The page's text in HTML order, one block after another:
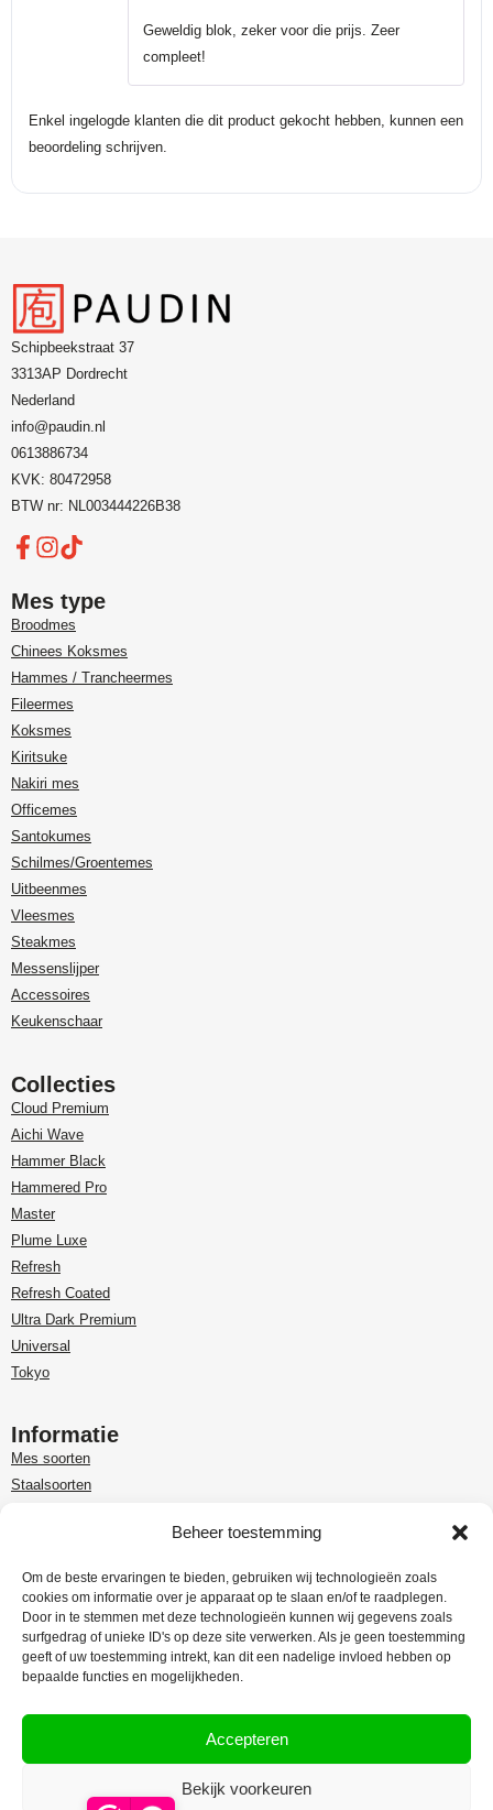
Beheer toestemming
Om de beste ervaringen te bieden, gebruiken wij technologieën zoals
cookies om informatie over je apparaat op te slaan en/of te raadplegen.
Door in te stemmen met deze technologieën kunnen wij gegevens zoals
surfgedrag of unieke ID's op deze site verwerken. Als je geen toestemming
geeft of uw toestemming intrekt, kan dit een nadelige invloed hebben op
bepaalde functies en mogelijkheden.
Accepteren
Bekijk voorkeuren
Geweldig blok, zeker voor die prijs. Zeer
compleet!
Enkel ingelogde klanten die dit product gekocht hebben, kunnen een
beoordeling schrijven.
Schipbeekstraat 37
3313AP Dordrecht
Nederland
info@paudin.nl
0613886734
KVK: 80472958
BTW nr: NL003444226B38
Mes type
Broodmes
Chinees Koksmes
Hammes / Trancheermes
Fileermes
Koksmes
Kiritsuke
Nakiri mes
Officemes
Santokumes
Schilmes/Groentemes
Uitbeenmes
Vleesmes
Steakmes
Messenslijper
Accessoires
Keukenschaar
Collecties
Cloud Premium
Aichi Wave
Hammer Black
Hammered Pro
Master
Plume Luxe
Refresh
Refresh Coated
Ultra Dark Premium
Universal
Tokyo
Informatie
Mes soorten
Staalsoorten
Customer care
Garantie en retour
Leveringsinformatie
Klachtenregeling
Privacy Policy
Rex Media